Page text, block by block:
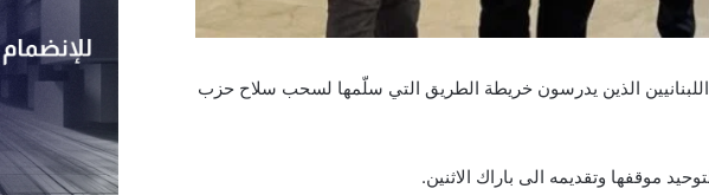
الذين يدرسون خريطة الطريق التي سلّمها لسحب سلاح حزب